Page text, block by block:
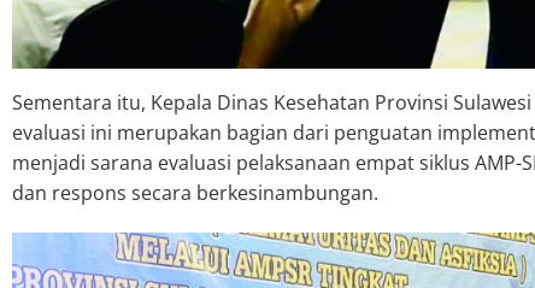
Sementara itu, Kepala Dinas Kesehatan Provinsi Sulawesi
evaluasi ini merupakan bagian dari penguatan
menjadi sarana evaluasi pelaksanaan empat siklus
dan respons secara berkesinambungan.